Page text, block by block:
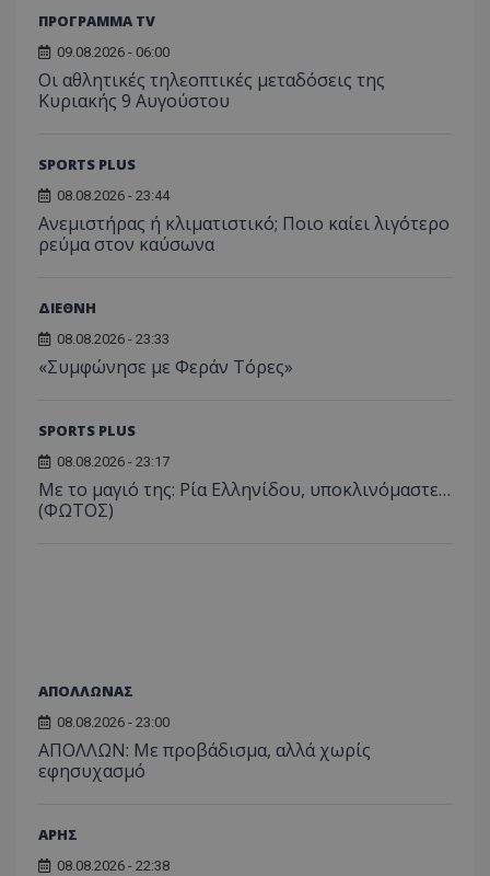
ΠΡΟΓΡΑΜΜΑ TV
09.08.2026 - 06:00
Οι αθλητικές τηλεοπτικές μεταδόσεις της
Κυριακής 9 Αυγούστου
SPORTS PLUS
08.08.2026 - 23:44
Ανεμιστήρας ή κλιματιστικό; Ποιο καίει λιγότερο
ρεύμα στον καύσωνα
ΔΙΕΘΝΗ
08.08.2026 - 23:33
«Συμφώνησε με Φεράν Τόρες»
SPORTS PLUS
08.08.2026 - 23:17
Με το μαγιό της: Ρία Ελληνίδου, υποκλινόμαστε…
(ΦΩΤΟΣ)
ΑΠΟΛΛΩΝΑΣ
08.08.2026 - 23:00
ΑΠΟΛΛΩΝ: Με προβάδισμα, αλλά χωρίς
εφησυχασμό
ΑΡΗΣ
08.08.2026 - 22:38